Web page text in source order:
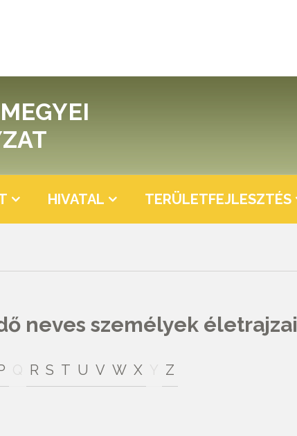
HIVATAL TERÜLETFEJLESZTÉS
neves személyek életrajzai
R S T U V W X Z